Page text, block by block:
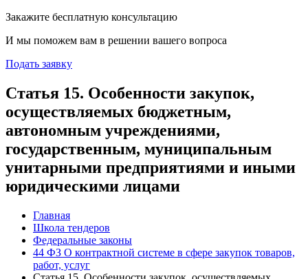
Закажите бесплатную консультацию
И мы поможем вам в решении вашего вопроса
Подать заявку
Статья 15. Особенности закупок,
осуществляемых бюджетным,
автономным учреждениями,
государственным, муниципальным
унитарными предприятиями и иными
юридическими лицами
Главная
Школа тендеров
Федеральные законы
44 ФЗ О контрактной системе в сфере закупок товаров,
работ, услуг